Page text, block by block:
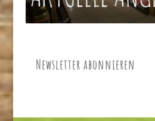
Newsletter abonnieren